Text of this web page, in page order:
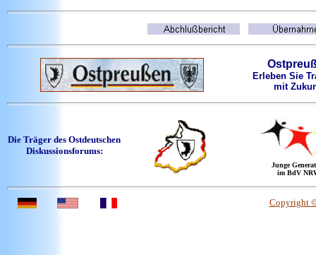
Erleben Sie
mit
Die Träger des Ostdeutschen
Diskussionsforums:
Junge
im BdV
Copyright